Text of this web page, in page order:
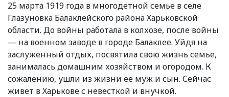
25 марта 1919 года в многодетной семье в селе
Глазуновка Балаклейского района Харьковской
области. До войны работала в колхозе, после войны
— на военном заводе в городе Балаклее. Уйдя на
заслуженный отдых, посвятила свою жизнь семье,
занималась домашним хозяйством и огородом. К
сожалению, ушли из жизни ее муж и сын. Сейчас
живет в Харькове с невесткой и внучкой.